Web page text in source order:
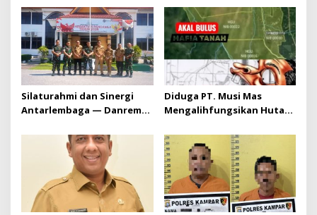
Silaturahmi dan Sinergi
Antarlembaga — Danrem
Kejaksaan Negeri Kuansing
Diduga PT. Musi Mas
Mengalihfungsikan Hutan
diduga melebihi batas izin
yang diizinkan